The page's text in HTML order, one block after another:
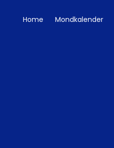
Home Mondkalender